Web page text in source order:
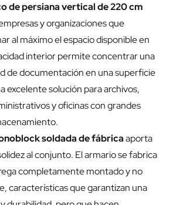
de persiana vertical de 220 cm
y organizaciones que
al máximo el espacio disponible en
interior permite concentrar una
de documentación en una superficie
excelente solución para archivos,
y oficinas con grandes
soldada de fábricaaporta
al conjunto. El armario se fabrica
completamente montado y no
características que garantizan una